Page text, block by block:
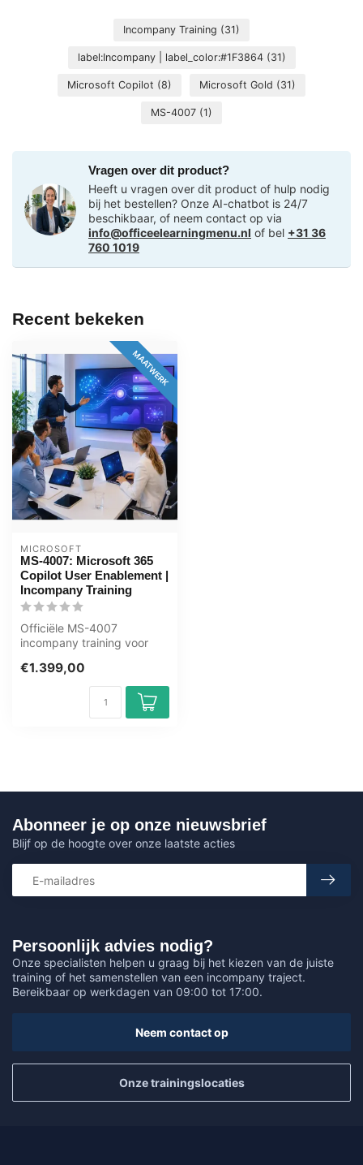
Incompany Training (31)
label:Incompany | label_color:#1F3864 (31)
Microsoft Copilot (8) Microsoft Gold (31)
MS-4007 (1)
Vragen over dit product?
Heeft u vragen over dit product of hulp nodig
bij het bestellen? Onze AI-chatbot is 24/7
beschikbaar, of neem contact op via
info@officeelearningmenu.nl of bel +31 36
760 1019
Recent bekeken
MAATWERK
MICROSOFT
MS-4007: Microsoft 365
Copilot User Enablement |
Incompany Training
Officiële MS-4007
incompany training voor
volledig op maa...
€1.399,00
Persoonlijk advies nodig?
Onze specialisten helpen u graag bij het kiezen van de juiste
training of het samenstellen van een incompany traject.
Bereikbaar op werkdagen van 09:00 tot 17:00.
Neem contact op
Onze trainingslocaties
Abonneer je op onze nieuwsbrief
Blijf op de hoogte over onze laatste acties